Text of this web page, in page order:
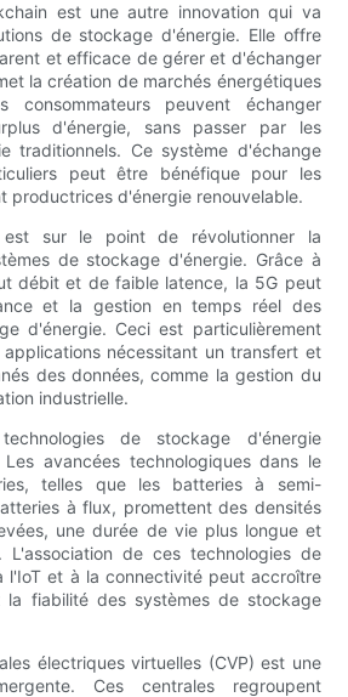
est une autre innovation qui va
de stockage d'énergie. Elle offre
et efficace de gérer et d'échanger
la création de marchés énergétiques
consommateurs peuvent échanger
d'énergie, sans passer par les
traditionnels. Ce système d'échange
peut être bénéfique pour les
productrices d'énergie renouvelable.
est sur le point de révolutionner la
de stockage d'énergie. Grâce à
débit et de faible latence, la 5G peut
et la gestion en temps réel des
d'énergie. Ceci est particulièrement
nécessitant un transfert et
des données, comme la gestion du
industrielle.
de stockage d'énergie
avancées technologiques dans le
telles que les batteries à semi-
à flux, promettent des densités
une durée de vie plus longue et
L'association de ces technologies de
l'IoT et à la connectivité peut accroître
la fiabilité des systèmes de stockage
électriques virtuelles (CVP) est une
Ces centrales regroupent